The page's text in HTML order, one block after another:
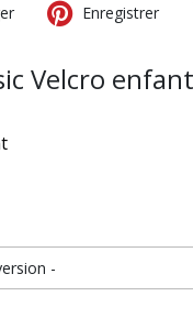
Enregistrer
Velcro